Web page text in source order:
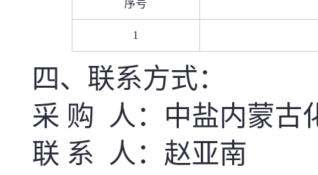
序号
1
四、联系方式：
采 购 人： 中盐内蒙古
联 系 人： 赵亚南